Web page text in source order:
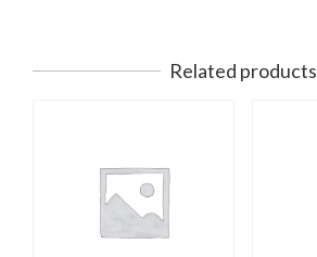
Related products